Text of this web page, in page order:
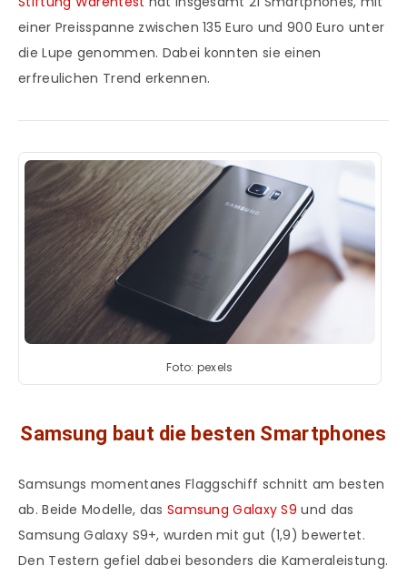
einer Preisspanne zwischen 135 Euro und 900 Euro unter
die Lupe genommen. Dabei konnten sie einen
erfreulichen Trend erkennen.
Foto: pexels
Samsung baut die besten Smartphones
Samsungs momentanes Flaggschiff schnitt am besten
ab. Beide Modelle, das Samsung Galaxy S9 und das
Samsung Galaxy S9+, wurden mit gut (1,9) bewertet.
Den Testern gefiel dabei besonders die Kameraleistung.